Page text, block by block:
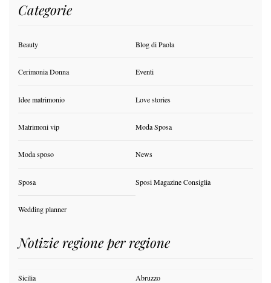
Categorie
Beauty Blog di Paola
Cerimonia Donna Eventi
Idee matrimonio Love stories
Matrimoni vip Moda Sposa
Moda sposo News
Sposa Sposi Magazine Consiglia
Wedding planner
Notizie regione per regione
Sicilia Abruzzo